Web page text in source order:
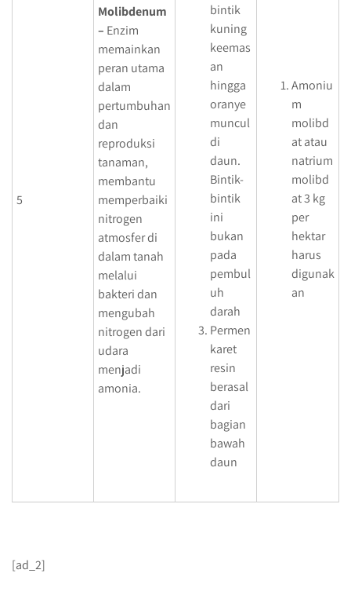
5
Molibdenum
– Enzim
memainkan
peran utama
dalam
pertumbuhan
dan
reproduksi
tanaman,
membantu
memperbaiki
nitrogen
atmosfer di
dalam tanah
melalui
bakteri dan
mengubah
nitrogen dari
udara
menjadi
amonia.
bintik
kuning
keemas
an
hingga
oranye
muncul
di
daun.
Bintik-
bintik
ini
bukan
pada
pembul
uh
darah
Permen
karet
resin
berasal
dari
bagian
bawah
daun
Amoniu
m
molibd
at atau
natrium
molibd
at 3 kg
per
hektar
harus
digunak
an
[ad_2]